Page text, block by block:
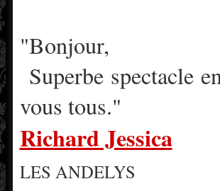
"Bonjour,
Superbe spectacle
vous tous."
Richard Jessica
LES ANDELYS